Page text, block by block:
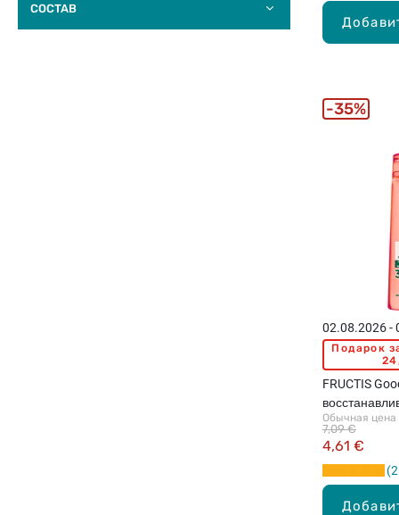
COCTAB
02.08.2026 -
Подарок
FRUCTIS
для
400мл
Обычная цена
4,61 €
7,09 €
35%